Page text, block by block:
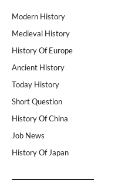
Modern History
Medieval History
History Of Europe
Ancient History
Today History
Short Question
History Of China
Job News
History Of Japan